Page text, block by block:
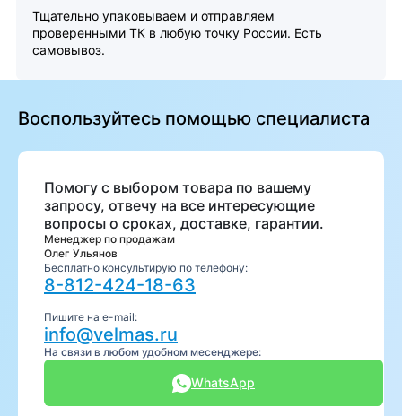
Тщательно упаковываем и отправляем
проверенными ТК в любую точку России. Есть
самовывоз.
Воспользуйтесь помощью специалиста
Помогу с выбором товара по вашему
запросу, отвечу на все интересующие
вопросы о сроках, доставке, гарантии.
Менеджер по продажам
Олег Ульянов
Бесплатно консультирую по телефону:
8-812-424-18-63
Пишите на e-mail:
info@velmas.ru
На связи в любом удобном месенджере:
WhatsApp